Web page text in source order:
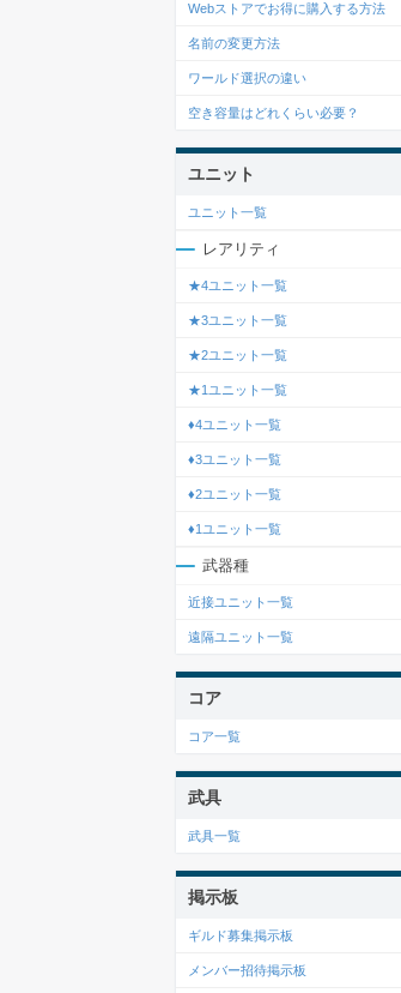
Webストアでお得に購入する方法
名前の変更方法
ワールド選択の違い
空き容量はどれくらい必要？
ユニット
ユニット一覧
レアリティ
★4ユニット一覧
★3ユニット一覧
★2ユニット一覧
★1ユニット一覧
♦4ユニット一覧
♦3ユニット一覧
♦2ユニット一覧
♦1ユニット一覧
武器種
近接ユニット一覧
遠隔ユニット一覧
コア
コア一覧
武具
武具一覧
掲示板
ギルド募集掲示板
メンバー招待掲示板